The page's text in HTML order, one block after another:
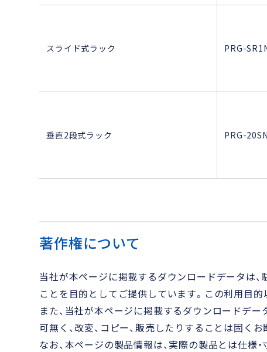
スライド式ラック PRG-
垂直2段式ラック PRG-
著作権について
当社が本ページに掲載するダウンロードデータは
ことを目的としてご提供しています。この利用目
また、当社が本ページに掲載するダウンロードデ
可無く、改変、コピー、販売したりすることは固くお
なお、本ページの製品情報は、実際の製品とは仕様